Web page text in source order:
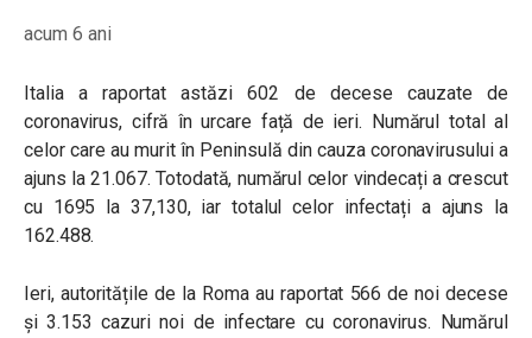
acum 6 ani
Italia a raportat astăzi602 de decese cauzate de
coronavirus, cifră în urcare față de ieri. Numărul total al
celor care au murit în Peninsulă din cauza coronavirusului a
ajuns la21.067. Totodată, numărul celor vindecați a crescut
cu 1695 la 37,130, iar totalul celor infectați a ajuns la
162.488.
Ieri, autoritățile de la Roma au raportat 566de noi decese
și 3.153 cazuri noi de infectare cu coronavirus. Numărul